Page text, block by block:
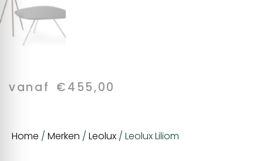
vanaf €455,00
Home /Merken /Leolux / Leolux Liliom